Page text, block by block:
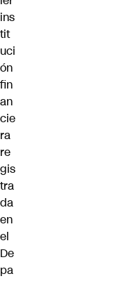
ins
tit
uci
ón
fin
an
cie
ra
re
gis
tra
da
en
el
De
pa